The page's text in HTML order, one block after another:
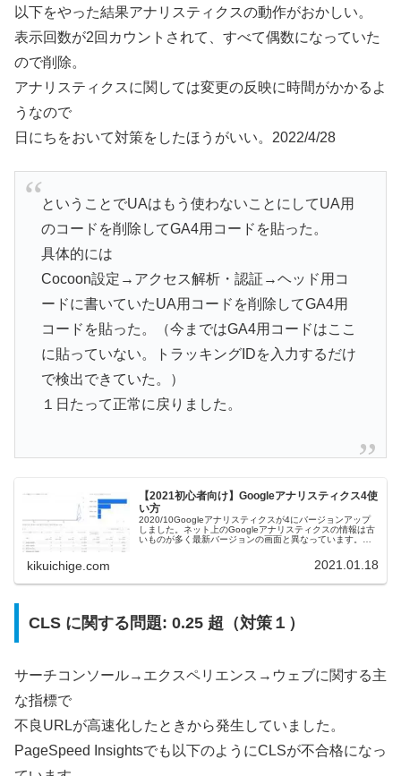
以下をやった結果アナリスティクスの動作がおかしい。
表示回数が2回カウントされて、すべて偶数になっていた
ので削除。
アナリスティクスに関しては変更の反映に時間がかかるよ
うなので
日にちをおいて対策をしたほうがいい。2022/4/28
ということでUAはもう使わないことにしてUA用
のコードを削除してGA4用コードを貼った。
具体的には
Cocoon設定→アクセス解析・認証→ヘッド用コ
ードに書いていたUA用コードを削除してGA4用
コードを貼った。（今まではGA4用コードはここ
に貼っていない。トラッキングIDを入力するだけ
で検出できていた。）
１日たって正常に戻りました。
【2021初心者向け】Googleアナリスティクス4使
い方
2020/10Googleアナリスティクスが4にバージョンアップ
しました。ネット上のGoogleアナリスティクスの情報は古
いものが多く最新バージョンの画面と異なっています。設
kikuichige.com 2021.01.18
CLS に関する問題: 0.25 超（対策１）
サーチコンソール→エクスペリエンス→ウェブに関する主
な指標で
不良URLが高速化したときから発生していました。
PageSpeed Insightsでも以下のようにCLSが不合格になっ